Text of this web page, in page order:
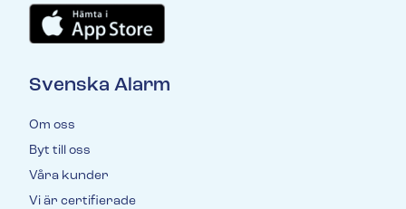
Svenska Alarm
Om oss
Byt till oss
Våra kunder
Vi är certifierade